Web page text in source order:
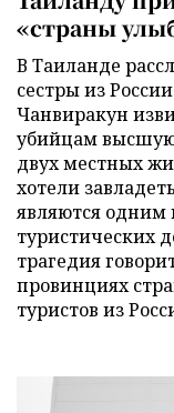
«страны
В Таиланде
сестры из
Чанвиракун
убийцам
двух местных
хотели
являются одним
туристических
трагедия
провинциях
туристов из